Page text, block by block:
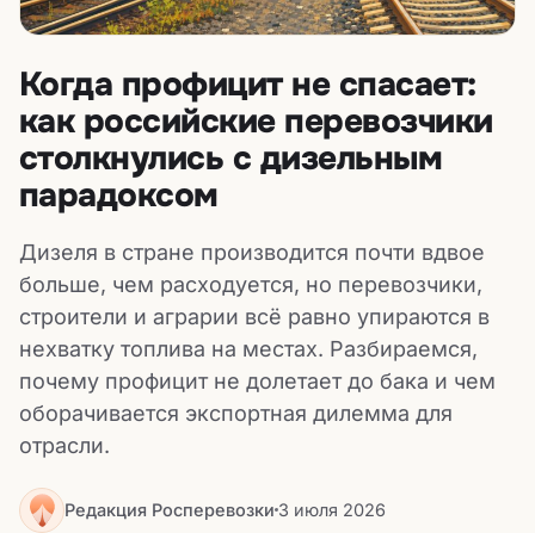
Когда профицит не спасает:
как российские перевозчики
столкнулись с дизельным
парадоксом
Дизеля в стране производится почти вдвое
больше, чем расходуется, но перевозчики,
строители и аграрии всё равно упираются в
нехватку топлива на местах. Разбираемся,
почему профицит не долетает до бака и чем
оборачивается экспортная дилемма для
отрасли.
Редакция Росперевозки 3 июля 2026